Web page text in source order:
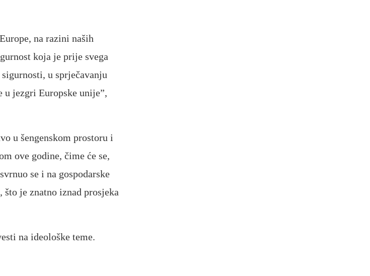
na razini naših
koja je prije svega
u sprječavanju
u jezgri Europske unije”,
u šengenskom prostoru i
ove godine, čime će se,
se i na gospodarske
što je znatno iznad prosjeka
na ideološke teme.